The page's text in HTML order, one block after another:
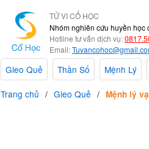
TỬ VI CỔ HỌC
Nhóm nghiên cứu huyền học
Hotline tư vấn dịch vụ:
Email:
Gieo Quẻ Thần Số Mệnh Lý
Trang chủ
Gieo Quẻ Mệnh lý